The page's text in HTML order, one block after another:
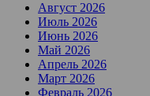
Август 2026
Июль 2026
Июнь 2026
Май 2026
Апрель 2026
Март 2026
Февраль 2026